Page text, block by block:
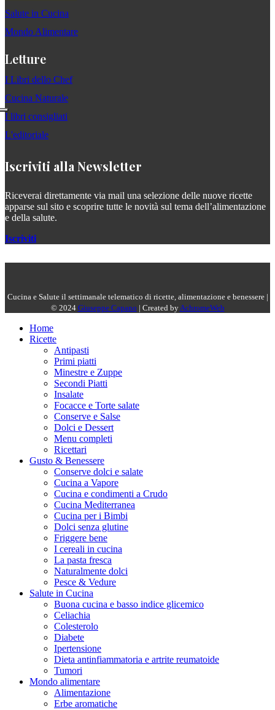
Salute in Cucina
Mondo Alimentare
Letture
I Libri dello Chef
Cucina Naturale
I libri consigliati
L'editoriale
Iscriviti alla Newsletter
Riceverai direttamente via mail una selezione delle nuove ricette
apparse sul sito e scoprire tutte le novità sul tema dell’alimentazione
e della salute.
Iscriviti
Cucina e Salute il settimanale telematico di ricette, alimentazione e benessere |
© 2024 Giuseppe Capano | Created byAchromeWeb
Home
Ricette
Antipasti
Primi piatti
Minestre e Zuppe
Secondi Piatti
Insalate
Focacce e Torte salate
Conserve e Salse
Dolci e Dessert
Menu completi
Ricettari
Gusto & Benessere
Conserve dolci e salate
Cucina a Vapore
Cucina e condimenti a Crudo
Cucina Mediterranea
Cucina per i Bimbi
Dolci senza glutine
Friggere bene
I cereali in cucina
La pasta fresca
Naturalmente dolci
Pesce & Vedure
Salute in Cucina
Buona cucina e basso indice glicemico
Celiachia
Colesterolo
Diabete
Ipertensione
Dieta antinfiammatoria e artrite reumatoide
Tumori
Mondo alimentare
Alimentazione
Erbe aromatiche